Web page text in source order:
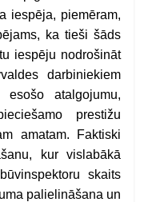
iespēja, piemēram,
ka tieši šāds
iespēju nodrošināt
darbiniekiem
atalgojumu,
prestižu
amatam. Faktiski
kur vislabākā
skaits
palielināšana un